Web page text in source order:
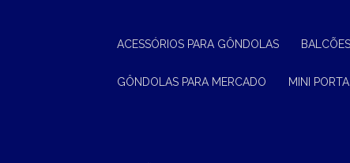
ACESSÓRIOS PARA GÔNDOLAS
GÔNDOLAS PARA MERCADO MINI